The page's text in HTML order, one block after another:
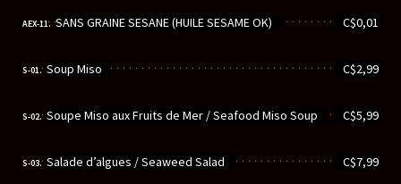
AEX-11. C$0,01
SANS GRAINE SESANE (HUILE SESAME OK)
S-01. C$2,99
Soup Miso
S-02. C$5,99
Soupe Miso aux Fruits de Mer / Seafood Miso Soup
S-03. C$7,99
Salade d’algues / Seaweed Salad